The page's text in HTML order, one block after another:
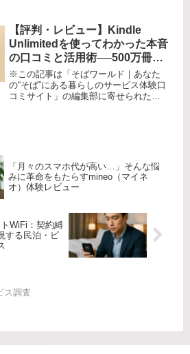
ンパン、流行も毎年変わる…。」 ファ
ッション好きには“欲しい悩み”...
【評判・レビュー】Kindle
Unlimitedを使ってわかった本音
の口コミと活用術──500万冊の
読み放題は本好きに本当に価値
がある？
※この記事は「そばワールド｜あなた
の“そば”にある暮らしのサービス体験口
コミサイト」の編集部に寄せられた各
「月々のスマホ代が高い…」そんな悩
みに革命をもたらすmineo（マイネ
オ）体験レビュー
WiFi：契約縛
する民泊・ビ
ス調査